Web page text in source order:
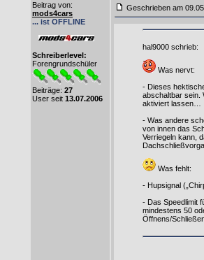
Beitrag von:
mods4cars
... ist OFFLINE
Schreiberlevel:
Forengrundschüler
Beiträge: 27
User seit 13.07.2006
Geschrieben am
hal9000 schrieb:
Was nervt:
- Dieses
abschaltbar sein.
aktiviert lassen…
- Was andere
von innen das
Verriegeln kann,
Was fehlt:
- Hupsignal
- Das Speedlimit
mindestens 50
Öffnens/